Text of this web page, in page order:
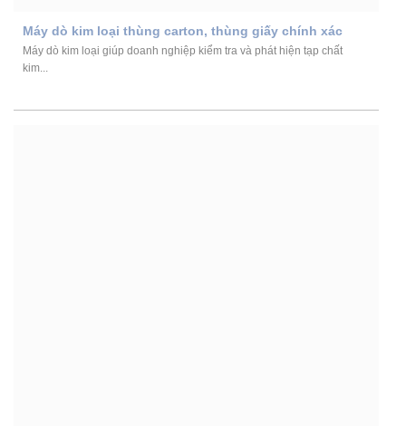
Máy dò kim loại thùng carton, thùng giấy chính xác
Máy dò kim loại giúp doanh nghiệp kiểm tra và phát hiện tạp chất
kim...